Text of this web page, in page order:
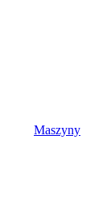
Maszyny